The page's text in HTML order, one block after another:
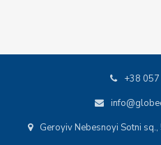
+38
Geroyiv Nebesnoyi Sotni sq.,